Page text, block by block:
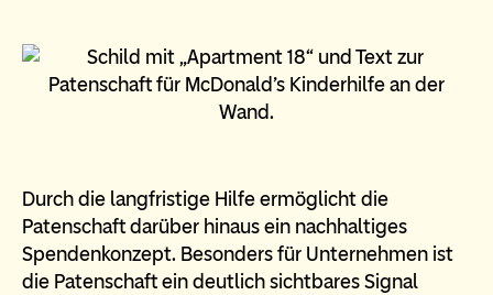
Durch die langfristige Hilfe ermöglicht die
Patenschaft darüber hinaus ein nachhaltiges
Spendenkonzept. Besonders für Unternehmen ist
die Patenschaft ein deutlich sichtbares Signal